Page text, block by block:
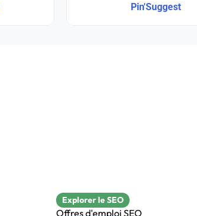
Pin'Suggest
Explorer le SEO
Offres d'emploi SEO